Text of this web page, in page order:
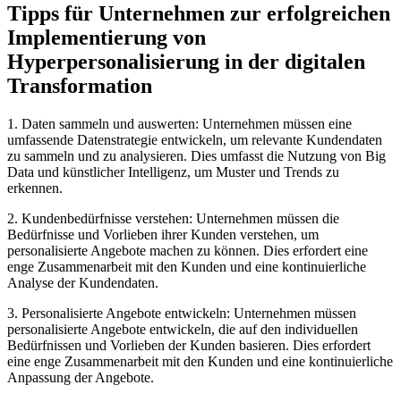
Tipps für Unternehmen zur erfolgreichen
Implementierung von
Hyperpersonalisierung in der digitalen
Transformation
1. Daten sammeln und auswerten: Unternehmen müssen eine
umfassende Datenstrategie entwickeln, um relevante Kundendaten
zu sammeln und zu analysieren. Dies umfasst die Nutzung von Big
Data und künstlicher Intelligenz, um Muster und Trends zu
erkennen.
2. Kundenbedürfnisse verstehen: Unternehmen müssen die
Bedürfnisse und Vorlieben ihrer Kunden verstehen, um
personalisierte Angebote machen zu können. Dies erfordert eine
enge Zusammenarbeit mit den Kunden und eine kontinuierliche
Analyse der Kundendaten.
3. Personalisierte Angebote entwickeln: Unternehmen müssen
personalisierte Angebote entwickeln, die auf den individuellen
Bedürfnissen und Vorlieben der Kunden basieren. Dies erfordert
eine enge Zusammenarbeit mit den Kunden und eine kontinuierliche
Anpassung der Angebote.